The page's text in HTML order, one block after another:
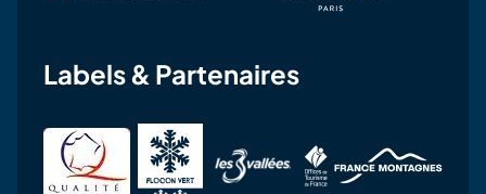
Labels & Partenaires